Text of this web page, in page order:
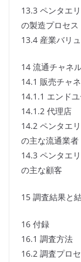
13.3 ペンタエ
の製造プロセス
13.4 産業バリ
14 流通チャネ
14.1 販売チャ
14.1.1 エンド
14.1.2 代理店
14.2 ペンタエ
の主な流通業者
14.3 ペンタエ
の主な顧客
15 調査結果と
16 付録
16.1 調査方法
16.2 調査プロ